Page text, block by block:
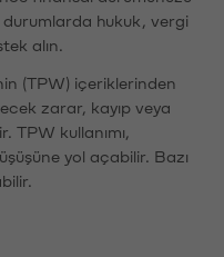
hukuk, vergi
alın.
(TPW) içeriklerinden
zarar, kayıp veya
kullanımı,
yol açabilir. Bazı